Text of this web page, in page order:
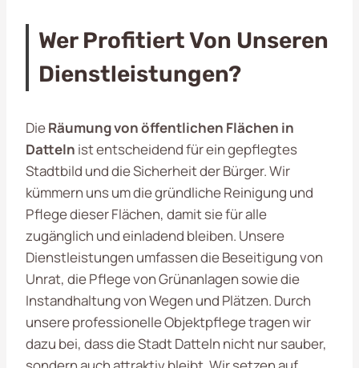
Wer Profitiert Von Unseren
Dienstleistungen?
DieRäumung von öffentlichen Flächen in
Datteln ist entscheidend für ein gepflegtes
Stadtbild und die Sicherheit der Bürger. Wir
kümmern uns um die gründliche Reinigung und
Pflege dieser Flächen, damit sie für alle
zugänglich und einladend bleiben. Unsere
Dienstleistungen umfassen die Beseitigung von
Unrat, die Pflege von Grünanlagen sowie die
Instandhaltung von Wegen und Plätzen. Durch
unsere professionelle Objektpflege tragen wir
dazu bei, dass die Stadt Datteln nicht nur sauber,